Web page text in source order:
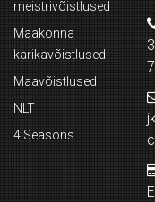
meistrivõistlused
Maakonna
karikavõistlused
Maavõistlused
NLT
4 Seasons